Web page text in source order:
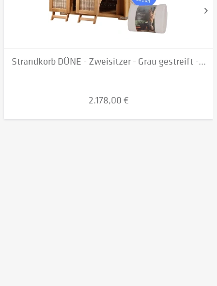
Strandkorb DÜNE - Zweisitzer - Grau gestreift -...
2.178,00 €